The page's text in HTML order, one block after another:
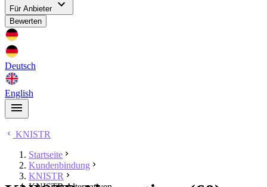
Für Anbieter
Bewerten
Deutsch
English
KNISTR
Startseite
Kundenbindung
KNISTR